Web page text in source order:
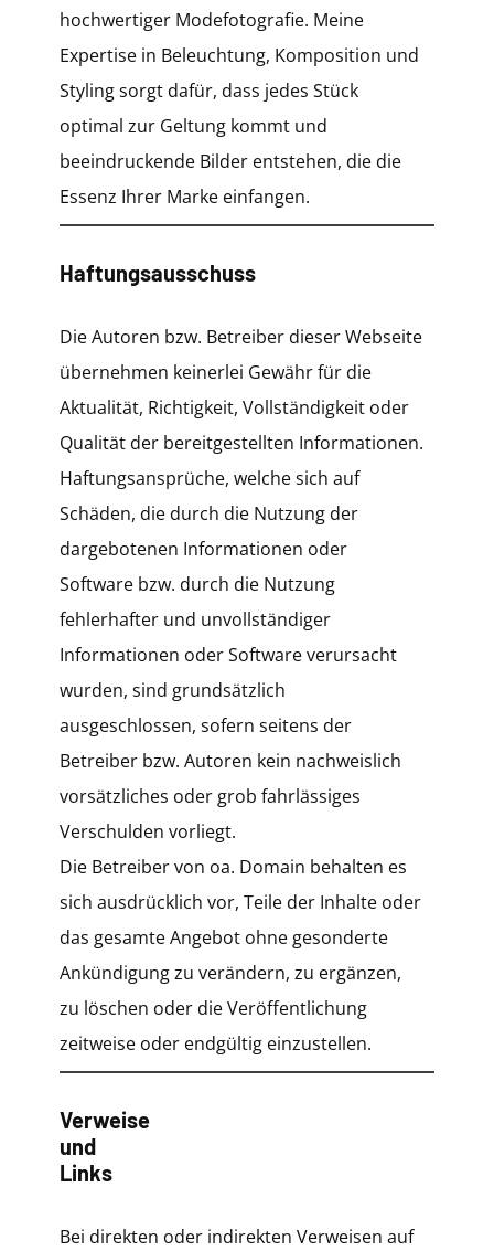
hochwertiger Modefotografie. Meine
Expertise in Beleuchtung, Komposition und
Styling sorgt dafür, dass jedes Stück
optimal zur Geltung kommt und
beeindruckende Bilder entstehen, die die
Essenz Ihrer Marke einfangen.
Haftungsausschuss
Die Autoren bzw. Betreiber dieser Webseite
übernehmen keinerlei Gewähr für die
Aktualität, Richtigkeit, Vollständigkeit oder
Qualität der bereitgestellten Informationen.
Haftungsansprüche, welche sich auf
Schäden, die durch die Nutzung der
dargebotenen Informationen oder
Software bzw. durch die Nutzung
fehlerhafter und unvollständiger
Informationen oder Software verursacht
wurden, sind grundsätzlich
ausgeschlossen, sofern seitens der
Betreiber bzw. Autoren kein nachweislich
vorsätzliches oder grob fahrlässiges
Verschulden vorliegt.
Die Betreiber von oa. Domain behalten es
sich ausdrücklich vor, Teile der Inhalte oder
das gesamte Angebot ohne gesonderte
Ankündigung zu verändern, zu ergänzen,
zu löschen oder die Veröffentlichung
zeitweise oder endgültig einzustellen.
Verweise
und
Links
Bei direkten oder indirekten Verweisen auf